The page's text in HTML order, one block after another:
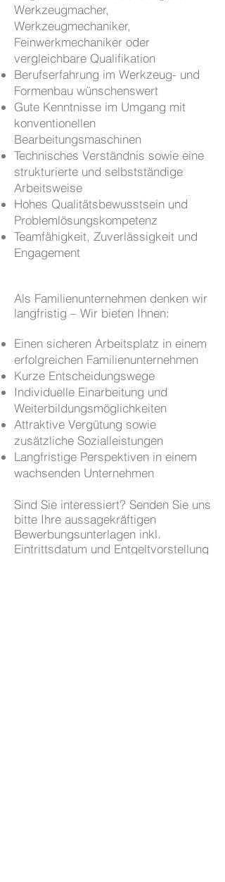
Werkzeugmacher,
Werkzeugmechaniker,
Feinwerkmechaniker oder
vergleichbare Qualifikation
Berufserfahrung im Werkzeug- und
Formenbau wünschenswert
Gute Kenntnisse im Umgang mit
konventionellen
Bearbeitungsmaschinen
Technisches Verständnis sowie eine
strukturierte und selbstständige
Arbeitsweise
Hohes Qualitätsbewusstsein und
Problemlösungskompetenz
Teamfähigkeit, Zuverlässigkeit und
Engagement
Als Familienunternehmen denken wir
langfristig – Wir bieten Ihnen:
Einen sicheren Arbeitsplatz in einem
erfolgreichen Familienunternehmen
Kurze Entscheidungswege
Individuelle Einarbeitung und
Weiterbildungsmöglichkeiten
Attraktive Vergütung sowie
zusätzliche Sozialleistungen
Langfristige Perspektiven in einem
wachsenden Unternehmen
Sind Sie interessiert? Senden Sie uns
bitte Ihre aussagekräftigen
Bewerbungsunterlagen inkl.
Eintrittsdatum und Entgeltvorstellung